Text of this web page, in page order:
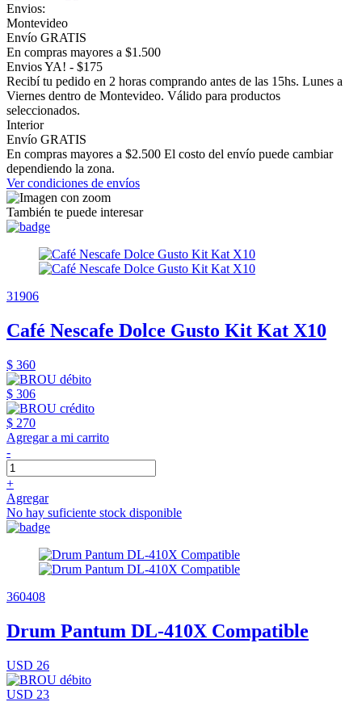
Envios:
Montevideo
Envío GRATIS
En compras mayores a $1.500
Envios YA! - $175
Recibí tu pedido en 2 horas comprando antes de las 15hs. Lunes a
Viernes dentro de Montevideo. Válido para productos
seleccionados.
Interior
Envío GRATIS
En compras mayores a $2.500 El costo del envío puede cambiar
dependiendo la zona.
Ver condiciones de envíos
También te puede interesar
31906
Café Nescafe Dolce Gusto Kit Kat X10
$ 360
$ 306
$ 270
Agregar a mi carrito
-
+
Agregar
No hay suficiente stock disponible
360408
Drum Pantum DL-410X Compatible
USD 26
USD 23